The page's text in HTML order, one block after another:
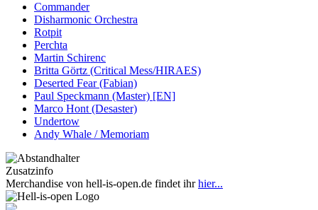
Commander
Disharmonic Orchestra
Rotpit
Perchta
Martin Schirenc
Britta Görtz (Critical Mess/HIRAES)
Deserted Fear (Fabian)
Paul Speckmann (Master) [EN]
Marco Hont (Desaster)
Undertow
Andy Whale / Memoriam
Zusatzinfo
Merchandise von hell-is-open.de findet ihrhier...